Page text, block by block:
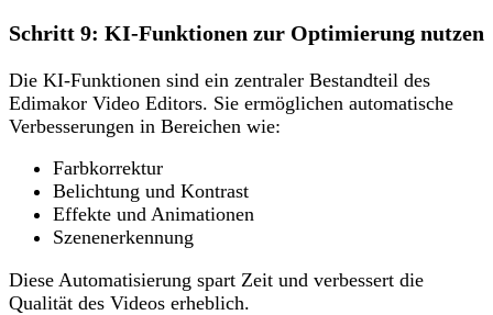
Schritt 9: KI-Funktionen zur Optimierung nutzen
Die KI-Funktionen sind ein zentraler Bestandteil des
Edimakor Video Editors. Sie ermöglichen automatische
Verbesserungen in Bereichen wie:
Farbkorrektur
Belichtung und Kontrast
Effekte und Animationen
Szenenerkennung
Diese Automatisierung spart Zeit und verbessert die
Qualität des Videos erheblich.